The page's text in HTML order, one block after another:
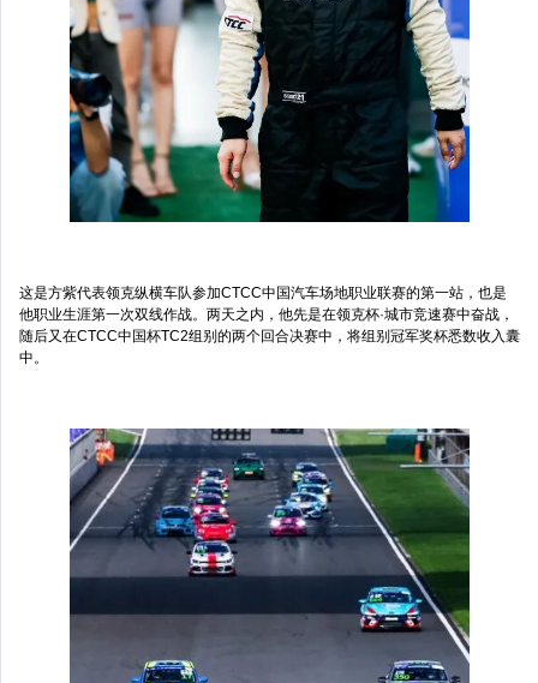
这是方紫代表领克纵横车队参加CTCC中国汽车场地职业联赛的第一站，也是
他职业生涯第一次双线作战。两天之内，他先是在领克杯·城市竞速赛中奋战，
随后又在CTCC中国杯TC2组别的两个回合决赛中，将组别冠军奖杯悉数收入囊
中。